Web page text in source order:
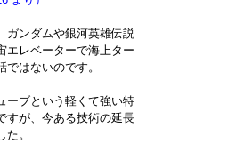
ガンダムや銀河英雄伝説
エレベーターで海上ター
はないのです。
ーブという軽くて強い特
すが、今ある技術の延長
。